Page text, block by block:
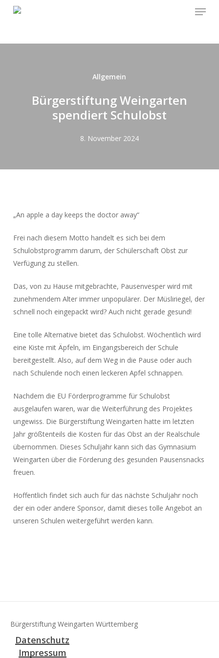
content
Menu
Allgemein
Bürgerstiftung Weingarten
spendiert Schulobst
8. November 2024
„An apple a day keeps the doctor away“
Frei nach diesem Motto handelt es sich bei dem
Schulobstprogramm darum, der Schülerschaft Obst zur
Verfügung zu stellen.
Das, von zu Hause mitgebrachte, Pausenvesper wird mit
zunehmendem Alter immer unpopulärer. Der Müsliriegel, der
schnell noch eingepackt wird? Auch nicht gerade gesund!
Eine tolle Alternative bietet das Schulobst. Wöchentlich wird
eine Kiste mit Äpfeln, im Eingangsbereich der Schule
bereitgestellt. Also, auf dem Weg in die Pause oder auch
nach Schulende noch einen leckeren Apfel schnappen.
Nachdem die EU Förderprogramme für Schulobst
ausgelaufen waren, war die Weiterführung des Projektes
ungewiss. Die Bürgerstiftung Weingarten hatte im letzten
Jahr größtenteils die Kosten für das Obst an der Realschule
übernommen. Dieses Schuljahr kann sich das Gymnasium
Weingarten über die Förderung des gesunden Pausensnacks
freuen.
Hoffentlich findet sich auch für das nächste Schuljahr noch
der ein oder andere Sponsor, damit dieses tolle Angebot an
unseren Schulen weitergeführt werden kann.
Bürgerstiftung Weingarten Württemberg
Datenschutz
Impressum